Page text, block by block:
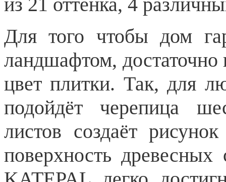
Для того чтобы дом
ландшафтом,
цвет плитки. Так, для
подойдёт черепица
листов создаёт
поверхность